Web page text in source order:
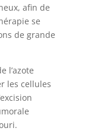
afin de
se
de grande
l’azote
les cellules